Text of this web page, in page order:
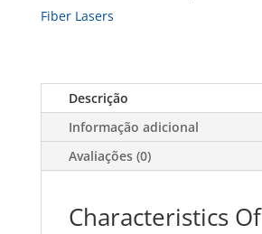
Fiber Lasers
Descrição
Informação adicional
Avaliações (0)
Characteristics Of